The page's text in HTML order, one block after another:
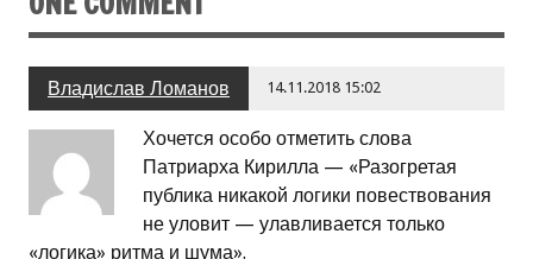
Владислав Ломанов 14.11.2018 15:02
Хочется особо отметить слова
Патриарха Кирилла — «Разогретая
публика никакой логики повествования
не уловит — улавливается только
«логика» ритма и шума».